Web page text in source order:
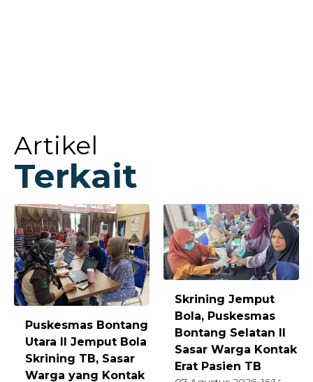
Artikel
Terkait
Puskesmas Bontang
Utara II Jemput Bola
Skrining TB, Sasar
Warga yang Kontak
Skrining Jemput
Bola, Puskesmas
Bontang Selatan II
Sasar Warga Kontak
Erat Pasien TB